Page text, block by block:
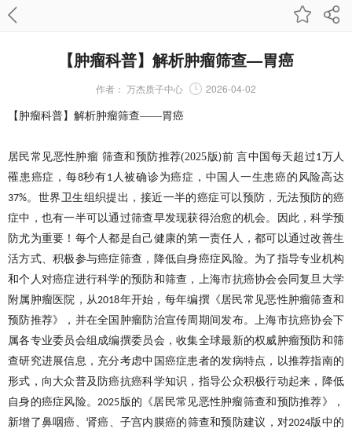
【肿瘤科普】解析肿瘤筛查—胃癌
作者： 万杰质子中心 2026-04-02
【肿瘤科普】解析肿瘤筛查——胃癌
居民常见恶性肿瘤 筛查和预防推荐(2025版)前 言中国每天超过1万人
罹患癌症，每8秒有1人被确诊为癌症，中国人一生患癌的风险高达
37%。世界卫生组织提出，接近一半的癌症可以预防，无法预防的癌
症中，也有一半可以通过筛查早发现获得治愈的机会。因此，科学预
防尤为重要！每个人都是自己健康的第一责任人，都可以通过改善生
活方式、积极参与癌症筛查，降低自身癌症风险。为了指导专业机构
和个人对癌症进行科学的预防和筛查，上海市抗癌协会会同复旦大学
附属肿瘤医院，从2018年开始，每年编撰《居民常见恶性肿瘤筛查和
预防推荐》，并在全国肿瘤防治宣传周期间发布。上海市抗癌协会下
属各专业委员会组成编撰委员会，收集全球最新的权威肿瘤预防和筛
查研究进展信息，充分考虑中国癌症患者的发病特点，以推荐指南的
形式，向大众普及防癌抗癌科学知识，指导公众积极行动起来，降低
自身的癌症风险。2025版的《居民常见恶性肿瘤筛查和预防推荐》，
新增了鼻咽癌、肾癌、子宫内膜癌的筛查和预防建议，对2024版中的